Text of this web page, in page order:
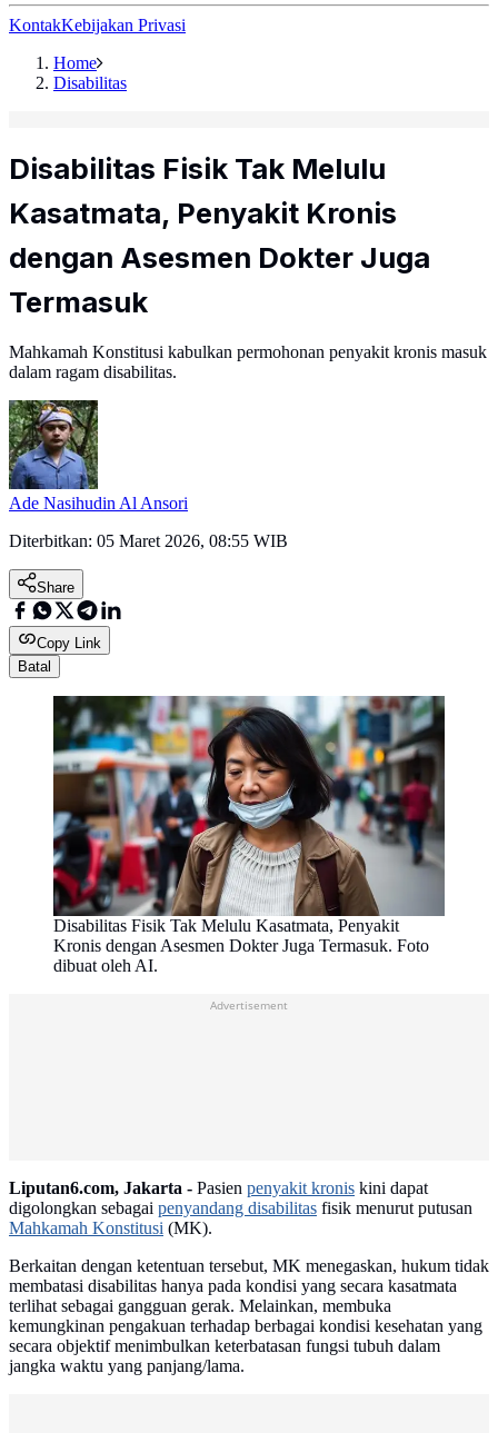
KontakKebijakan Privasi
Home
Disabilitas
Disabilitas Fisik Tak Melulu
Kasatmata, Penyakit Kronis
dengan Asesmen Dokter Juga
Termasuk
Mahkamah Konstitusi kabulkan permohonan penyakit kronis masuk
dalam ragam disabilitas.
Ade Nasihudin Al Ansori
Diterbitkan: 05 Maret 2026, 08:55 WIB
Share
Copy Link
Batal
Disabilitas Fisik Tak Melulu Kasatmata, Penyakit
Kronis dengan Asesmen Dokter Juga Termasuk. Foto
dibuat oleh AI.
Advertisement
Liputan6.com, Jakarta - Pasien penyakit kronis kini dapat
digolongkan sebagai penyandang disabilitas fisik menurut putusan
Mahkamah Konstitusi (MK).
Berkaitan dengan ketentuan tersebut, MK menegaskan, hukum tidak
membatasi disabilitas hanya pada kondisi yang secara kasatmata
terlihat sebagai gangguan gerak. Melainkan, membuka
kemungkinan pengakuan terhadap berbagai kondisi kesehatan yang
secara objektif menimbulkan keterbatasan fungsi tubuh dalam
jangka waktu yang panjang/lama.